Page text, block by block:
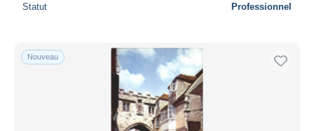
Statut Professionnel
Nouveau